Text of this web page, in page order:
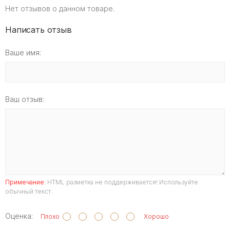
Нет отзывов о данном товаре.
Написать отзыв
Ваше имя:
Ваш отзыв:
Примечание: HTML разметка не поддерживается! Используйте
обычный текст.
Оценка: Плохо Хорошо